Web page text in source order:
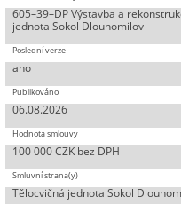
605–39–DP Výstavba a
jednota Sokol Dlouhomilov
ano
06.08.2026
100 000 CZK bez DPH
Tělocvičná jednota Sokol